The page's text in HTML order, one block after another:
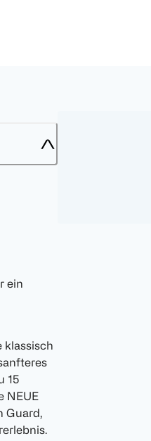
ein
klassisch
15
NEUE
Guard,